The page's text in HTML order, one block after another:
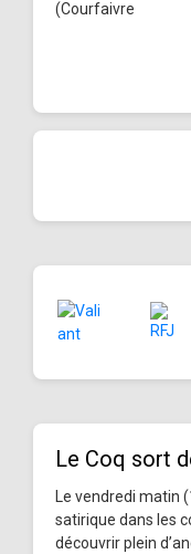
(Courfaivre
Le Coq sort
Le vendredi matin
satirique dans les
découvrir plein